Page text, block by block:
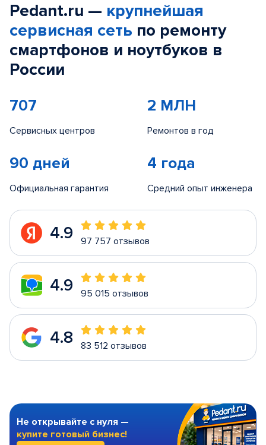
Pedant.ru — крупнейшая
сервисная сеть по ремонту
смартфонов и ноутбуков в
России
707
Сервисных центров
2 МЛН
Ремонтов в год
90 дней
Официальная гарантия
4 года
Средний опыт инженера
4.9 97 757 отзывов
4.9 95 015 отзывов
4.8 83 512 отзывов
Не открывайте с нуля —
купите готовый бизнес!